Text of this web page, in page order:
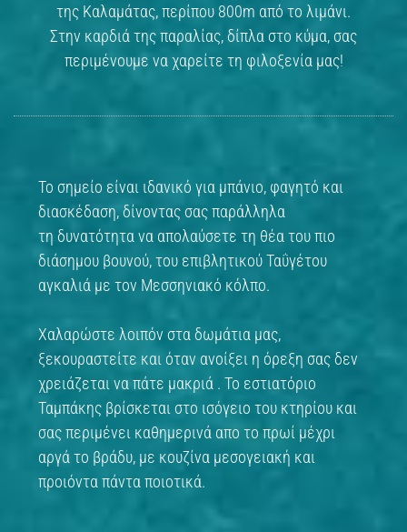
της Καλαμάτας, περίπου 800m από το λιμάνι.
Στην καρδιά της παραλίας, δίπλα στο κύμα, σας
περιμένουμε να χαρείτε τη φιλοξενία μας!
Το σημείο είναι ιδανικό για μπάνιο, φαγητό και
διασκέδαση, δίνοντας σας παράλληλα
τη δυνατότητα να απολαύσετε τη θέα του πιο
διάσημου βουνού, του επιβλητικού Ταΰγέτου
αγκαλιά με τον Μεσσηνιακό κόλπο.
Χαλαρώστε λοιπόν στα δωμάτια μας,
ξεκουραστείτε και όταν ανοίξει η όρεξη σας δεν
χρειάζεται να πάτε μακριά . Το εστιατόριο
Ταμπάκης βρίσκεται στο ισόγειο του κτηρίου και
σας περιμένει καθημερινά απο το πρωί μέχρι
αργά το βράδυ, με κουζίνα μεσογειακή και
προιόντα πάντα ποιοτικά.